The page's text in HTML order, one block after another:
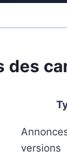
des
versions